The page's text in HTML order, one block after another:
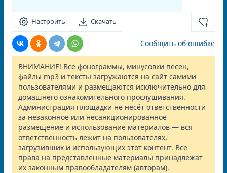
Настроить Скачать
Сообщить об ошибке
ВНИМАНИЕ! Все фонограммы, минусовки песен,
файлы mp3 и тексты загружаются на сайт самими
пользователями и размещаются исключительно для
домашнего ознакомительного прослушивания.
Администрация площадки не несёт ответственности
за незаконное или несанкционированное
размещение и использование материалов — вся
ответственность лежит на пользователях,
загрузивших и использующих этот контент. Все
права на представленные материалы принадлежат
их законным правообладателям (авторам).